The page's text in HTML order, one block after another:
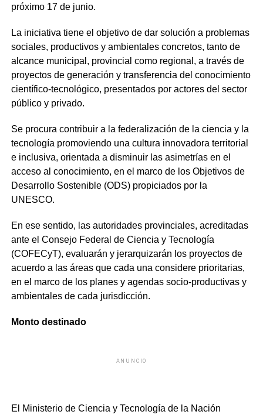
próximo 17 de junio.
La iniciativa tiene el objetivo de dar solución a problemas
sociales, productivos y ambientales concretos, tanto de
alcance municipal, provincial como regional, a través de
proyectos de generación y transferencia del conocimiento
científico-tecnológico, presentados por actores del sector
público y privado.
Se procura contribuir a la federalización de la ciencia y la
tecnología promoviendo una cultura innovadora territorial
e inclusiva, orientada a disminuir las asimetrías en el
acceso al conocimiento, en el marco de los Objetivos de
Desarrollo Sostenible (ODS) propiciados por la
UNESCO.
En ese sentido, las autoridades provinciales, acreditadas
ante el Consejo Federal de Ciencia y Tecnología
(COFECyT), evaluarán y jerarquizarán los proyectos de
acuerdo a las áreas que cada una considere prioritarias,
en el marco de los planes y agendas socio-productivas y
ambientales de cada jurisdicción.
Monto destinado
ANUNCIO
El Ministerio de Ciencia y Tecnología de la Nación